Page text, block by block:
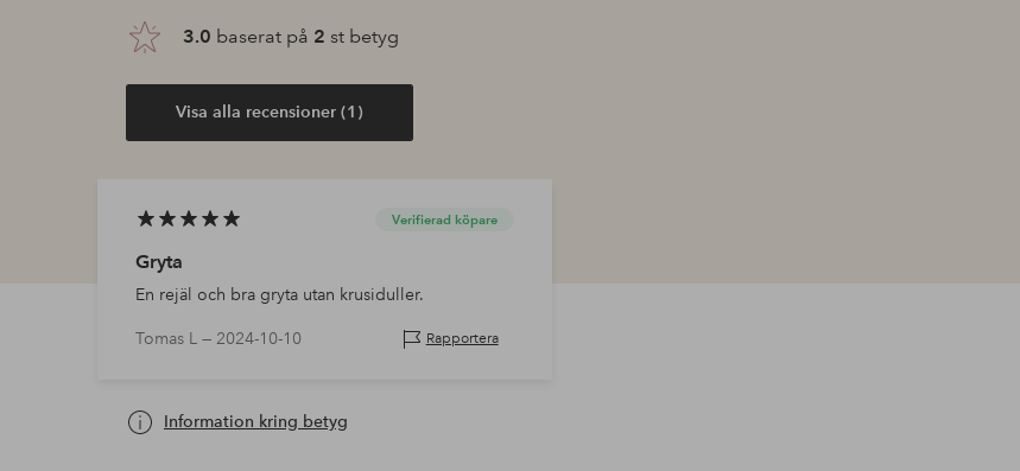
3.0 baserat på 2 st betyg
Visa alla recensioner (1)
Verifierad köpare
Gryta
En rejäl och bra gryta utan krusiduller.
Tomas L — 2024-10-10 Rapportera
Information kring betyg